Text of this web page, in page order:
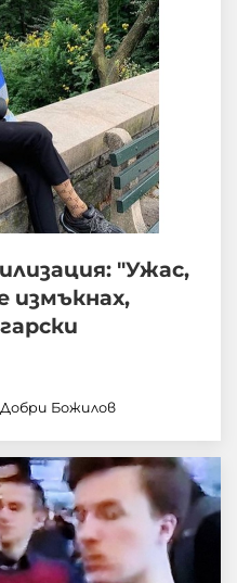
"Ужас,
измъкнах,
Добри Божилов